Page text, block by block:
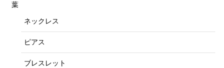
葉
ネックレス
ピアス
ブレスレット